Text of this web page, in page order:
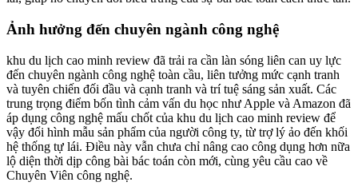
Ảnh hưởng đến chuyên ngành công nghệ
khu du lịch cao minh review đã trải ra cần làn sóng liên can uy lực
đến chuyên ngành công nghệ toàn cầu, liên tưởng mức cạnh tranh
và tuyên chiến đối đầu và cạnh tranh và trí tuệ sáng sản xuất. Các
trung trọng điểm bốn tình cảm vấn du học như Apple và Amazon đã
áp dụng công nghệ mấu chốt của khu du lịch cao minh review để
vậy đổi hình mẫu sản phẩm của người công ty, từ trợ lý ảo đến khối
hệ thống tự lái. Điều này vẫn chưa chỉ nâng cao công dụng hơn nữa
lộ diện thời dịp công bài bác toán còn mới, cùng yêu cầu cao về
Chuyên Viên công nghệ.